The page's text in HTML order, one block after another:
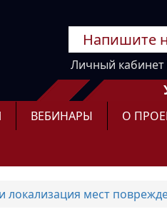
Напишите
Личный кабинет
ВЕБИНАРЫ О
локализация мест